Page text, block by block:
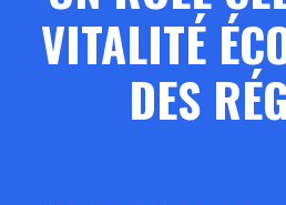
VITALITÉ
DES